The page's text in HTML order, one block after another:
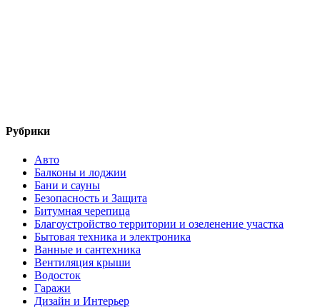
Рубрики
Авто
Балконы и лоджии
Бани и сауны
Безопасность и Защита
Битумная черепица
Благоустройство территории и озеленение участка
Бытовая техника и электроника
Ванные и сантехника
Вентиляция крыши
Водосток
Гаражи
Дизайн и Интерьер